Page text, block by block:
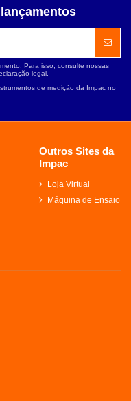
Para isso, consulte nossas
legal.
de medição da Impac no
Outros Sites da
Impac
Loja Virtual
Máquina de Ensaio